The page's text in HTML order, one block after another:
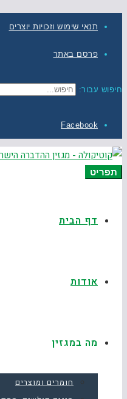
תנאי שימוש וזכויות יוצרים
פרסם באתר
חיפוש עבור:
Facebook
תפריט
דף הבית
אודות
מה במגזין
חומרים ומוצרים